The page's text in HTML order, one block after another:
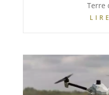
Terre